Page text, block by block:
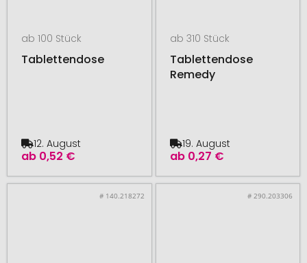
ab 100 Stück
Tablettendose
ab 0,52 €
12. August
ab 310 Stück
Tablettendose
Remedy
ab 0,27 €
19. August
# 140.218272 # 290.203306